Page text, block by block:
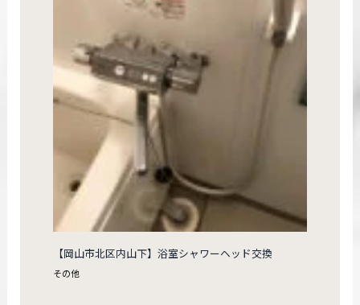
【岡山市北区内山下】浴室シャワーヘッド交換
その他